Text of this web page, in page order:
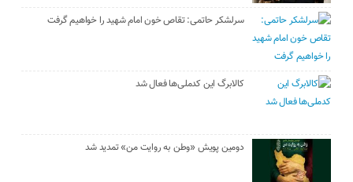
سرلشکر حاتمی: تقاص خون امام شهید را خواهیم گرفت
کالابرگ این کدملی‌ها فعال شد
دومین پویش «وطن به روایت من» تمدید شد